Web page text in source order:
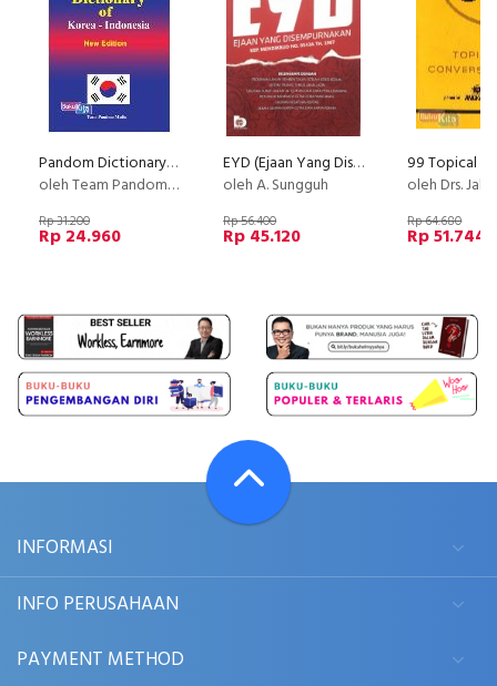
Pandom Dictionary of Korea - Indonesia New Edition
oleh Team Pandom Media
Rp 31.200
Rp 24.960
EYD (Ejaan Yang Disempurnakan) KEP. MENDIKBUD NO. 0543A TH.1987 (Disc 50%)
oleh A. Sungguh
Rp 56.400
Rp 45.120
oleh Drs.
Rp 64.680
Rp 51.744
INFORMASI
INFO PERUSAHAAN
PAYMENT METHOD